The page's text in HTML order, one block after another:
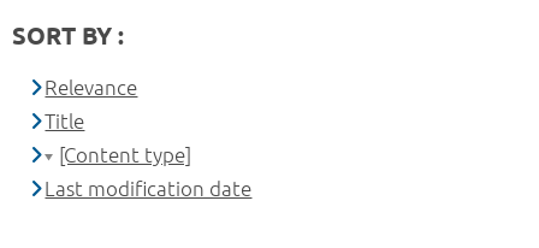
SORT BY :
Relevance
Title
[Content type]
Last modification date